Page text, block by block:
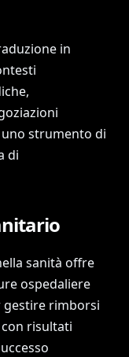
in
strumento di
di
sanità offre
ospedaliere
gestire rimborsi
risultati